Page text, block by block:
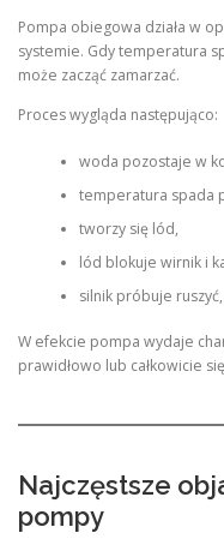
Pompa obiegowa działa w
systemie. Gdy temperatura
może zacząć zamarzać.
Proces wygląda następująco:
woda pozostaje w
temperatura spada
tworzy się lód,
lód blokuje wirnik i
silnik próbuje
W efekcie pompa wydaje
prawidłowo lub całkowicie
Najczęstsze
pompy